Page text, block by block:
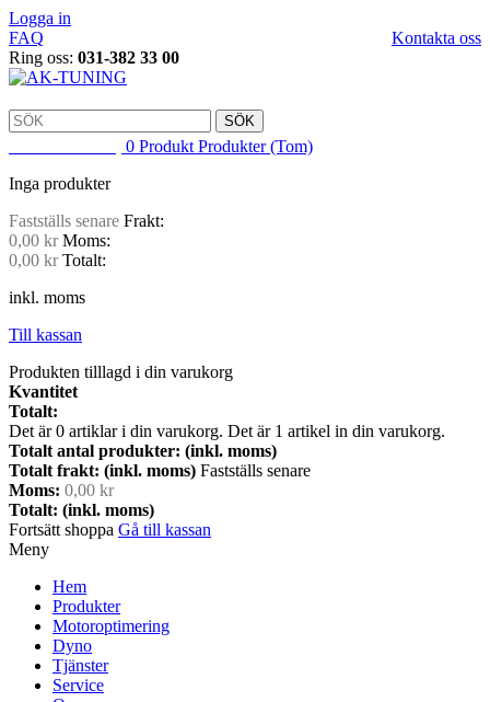
Logga in
Kontakta oss
FAQ
Ring oss: 031-382 33 00
SÖK
0 Produkt Produkter (Tom)
Inga produkter
Fastställs senare Frakt:
0,00 kr Moms:
0,00 kr Totalt:
inkl. moms
Till kassan
Produkten tilllagd i din varukorg
Kvantitet
Totalt:
Det är0 artiklar i din varukorg. Det är 1 artikel in din varukorg.
Totalt antal produkter: (inkl. moms)
Totalt frakt: (inkl. moms) Fastställs senare
Moms: 0,00 kr
Totalt: (inkl. moms)
Fortsätt shoppa Gå till kassan
Meny
Hem
Produkter
Motoroptimering
Dyno
Tjänster
Service